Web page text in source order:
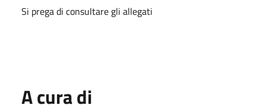
Si prega di consultare gli allegati
A cura di